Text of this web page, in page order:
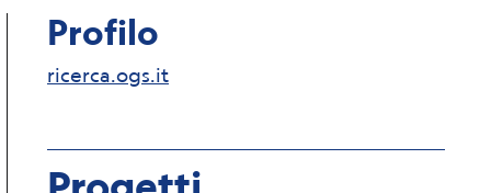
Profilo
ricerca.ogs.it